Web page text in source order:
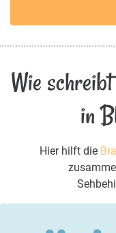
Wie
in
Hier hilft die